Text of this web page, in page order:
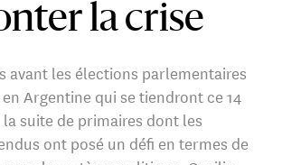
la crise
avant les élections parlementaires
Argentine qui se tiendront ce 14
suite de primaires dont les
ont posé un défi en termes de